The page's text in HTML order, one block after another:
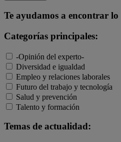
Te ayudamos a encontrar lo
Categorías principales:
-Opinión del experto-
Diversidad e igualdad
Empleo y relaciones laborales
Futuro del trabajo y tecnología
Salud y prevención
Talento y formación
Temas de actualidad: